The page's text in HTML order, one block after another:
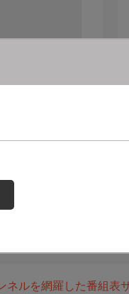
ルを網羅した番組表